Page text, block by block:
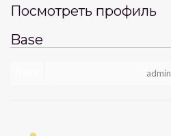
Посмотреть профиль
Base
admin